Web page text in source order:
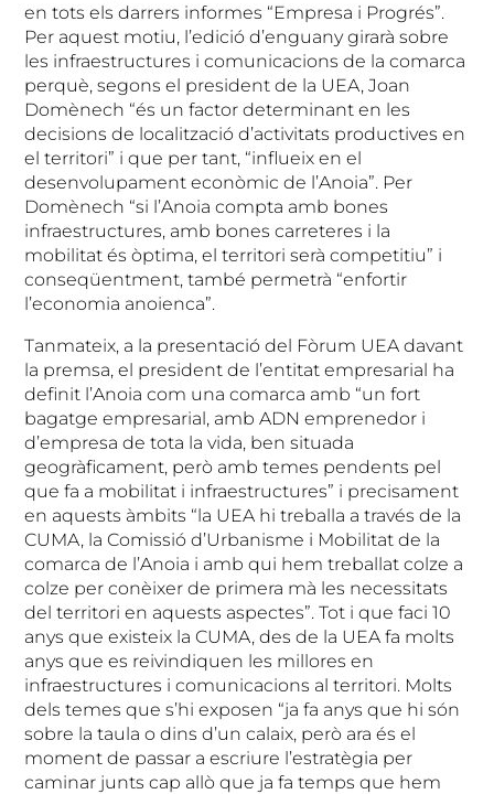
en tots els darrers informes “Empresa i Progrés”.
Per aquest motiu, l’edició d’enguany girarà sobre
les infraestructures i comunicacions de la comarca
perquè, segons el president de la UEA, Joan
Domènech “és un factor determinant en les
decisions de localització d’activitats productives en
el territori” i que per tant, “influeix en el
desenvolupament econòmic de l’Anoia”. Per
Domènech “si l’Anoia compta amb bones
infraestructures, amb bones carreteres i la
mobilitat és òptima, el territori serà competitiu” i
conseqüentment, també permetrà “enfortir
l’economia anoienca”.
Tanmateix, a la presentació del Fòrum UEA davant
la premsa, el president de l’entitat empresarial ha
definit l’Anoia com una comarca amb “un fort
bagatge empresarial, amb ADN emprenedor i
d’empresa de tota la vida, ben situada
geogràficament, però amb temes pendents pel
que fa a mobilitat i infraestructures” i precisament
en aquests àmbits “la UEA hi treballa a través de la
CUMA, la Comissió d’Urbanisme i Mobilitat de la
comarca de l’Anoia i amb qui hem treballat colze a
colze per conèixer de primera mà les necessitats
del territori en aquests aspectes”. Tot i que faci 10
anys que existeix la CUMA, des de la UEA fa molts
anys que es reivindiquen les millores en
infraestructures i comunicacions al territori. Molts
dels temes que s’hi exposen “ja fa anys que hi són
sobre la taula o dins d’un calaix, però ara és el
moment de passar a escriure l’estratègia per
caminar junts cap allò que ja fa temps que hem